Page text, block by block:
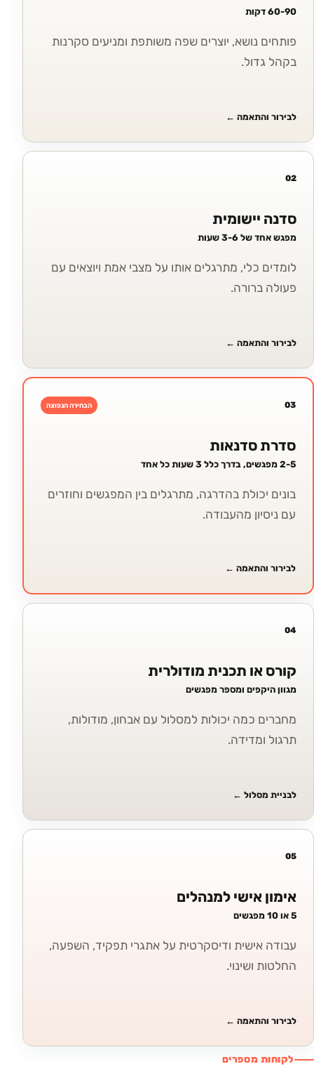
60-90 דקות
פותחים נושא, יוצרים שפה משותפת ומניעים סקרנות
בקהל גדול.
לבירור והתאמה ←
02
סדנה יישומית
מפגש אחד של 3-6 שעות
לומדים כלי, מתרגלים אותו על מצבי אמת ויוצאים עם
פעולה ברורה.
לבירור והתאמה ←
03 הבחירה הנפוצה
סדרת סדנאות
2-5 מפגשים, בדרך כלל 3 שעות כל אחד
בונים יכולת בהדרגה, מתרגלים בין המפגשים וחוזרים
עם ניסיון מהעבודה.
לבירור והתאמה ←
04
קורס או תכנית מודולרית
מגוון היקפים ומספר מפגשים
מחברים כמה יכולות למסלול עם אבחון, מודולות,
תרגול ומדידה.
לבניית מסלול ←
05
אימון אישי למנהלים
5 או 10 מפגשים
עבודה אישית ודיסקרטית על אתגרי תפקיד, השפעה,
החלטות ושינוי.
לבירור והתאמה ←
לקוחות מספרים